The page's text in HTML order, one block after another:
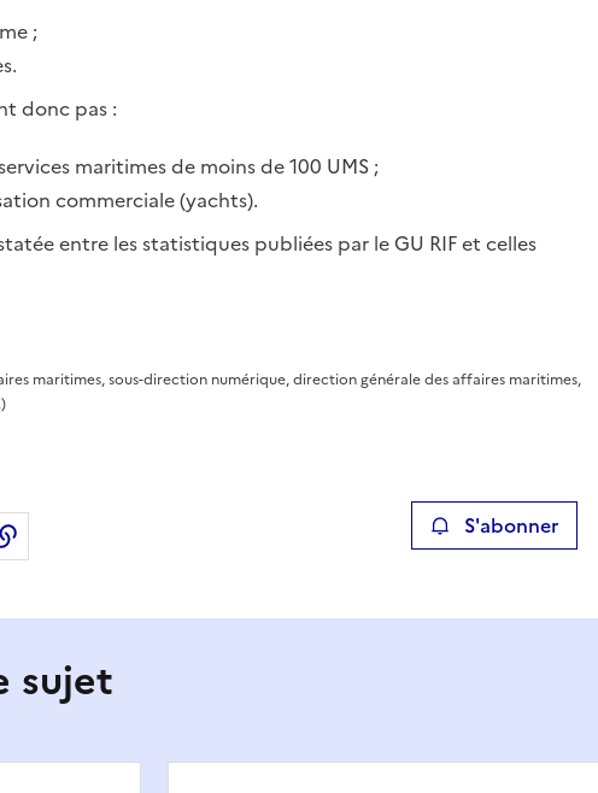
;
donc pas :
maritimes de moins de 100 UMS ;
commerciale (yachts).
entre les statistiques publiées par le GU RIF et celles
maritimes, sous-direction numérique, direction générale des affaires maritimes,
LinkedInpar email
Copier le lien de la page dans le presse-papier S'abonner
sujet